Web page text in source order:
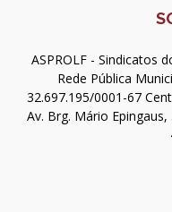
ASPROLF - Sindicatos
Rede Pública
32.697.195/0001-67
Av. Brg. Mário